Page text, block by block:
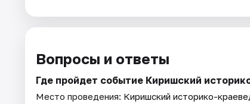
Вопросы и ответы
Где пройдет событие Киришский
Место проведения: Киришский историко-